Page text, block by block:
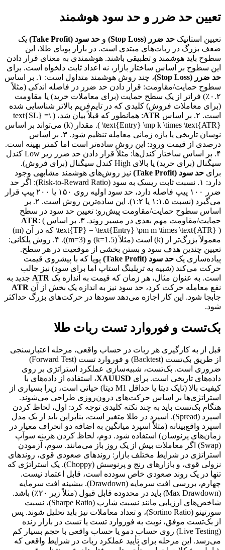
تعیین حد ضرر و حد سود هوشمند
تعیین استاتیک حد ضرر (Stop Loss) و حد سود (Take Profit)
یک
ضعف بزرگ در ربات‌های مبتدی است. در بازار پویای طلا، این
سطوح باید هوشمند و تطبیقی باشند. هوشمندی به معنای قرار دادن
این سطوح بر اساس ساختار بازار، نه اعداد ثابت دلخواه است. برای
حد ضرر (Stop Loss)
، چند روش هوشمند متداول است: ۱. بر اساس
سطوح حمایت/مقاومت: قرار دادن حد ضرر در فاصله اندکی (مثلاً
۰.۲٪) فراتر از یک سطح حمایت (برای معاملات خرید) یا مقاومت
(برای معاملات فروش) کلیدی که در تایم‌فریم بالاتر شناسایی شده
است. ۲. بر اساس
ATR
: همانطور که قبلاً بیان شد، ( \text{SL} =
\text{Entry} \mp k \times \text{ATR} ). مقدار (k) می‌تواند بر اساس
نوسان تاریخی یا بازه زمانی معامله تنظیم شود. ۳. بر اساس
درصدی از قیمت ورود: این روش ساده‌تر است اما کمتر بهینه است.
۴. بر اساس ساختار کندل‌ها: مثلاً قرار دادن حد ضرر زیر Low کندل
سیگنال (برای خرید) یا بالای High کندل سیگنال (برای فروش).
برای حد سود (Take Profit)
نیز روش‌های هوشمند مشابهی وجود
دارد: ۱. نسبت ثابت ریسک به سود (Risk-to-Reward Ratio): اگر حد
ضرر ۱۰۰ پیپ فاصله دارد، حد سود اولیه روی ۱۵۰ یا ۲۰۰ پیپ قرار
می‌گیرد (نسبت ۱:۱.۵ یا ۱:۲). این ساده‌ترین روش است. ۲. بر
اساس سطوح حمایت/مقاومت پیش‌رو: تعیین حد سود در سطح
حمایت/مقاومت مهم بعدی در مسیر روند. ۳. بر اساس
ATR: (
\text{TP} = \text{Entry} \pm m \times \text{ATR} ) که در آن (m)
معمولاً بزرگ‌تر از (k) است (مثلاً (k=1.5) و (m=3)). ۴. روش پلکانی:
تعیین چندین هدف سود و بستن بخشی از موقعیت در هر سطح.
پیاده‌سازی یک حد سود (Take Profit)
پویا که با پیشروی قیمت
حرکت می‌کند (شبیه به تریلینگ استاپ اما برای سود) نیز جالب
است. به عنوان مثال، هر زمان که قیمت به اندازه یک ATR جدید به
نفع معامله حرکت کرد، حد سود نیز به اندازه یک بخش از آن ATR
جابجا شود. این کار اجازه می‌دهد سودها در حرکت‌های بزرگ حداکثر
شود.
بک‌تست و فوروارد تست ربات طلا
قبل از به کارگیری هر ربات در حساب واقعی، مرحله اعتبارسنجی
از طریق بک‌تست (Backtest) و فوروارد تست (Forward Test)
ضروری است. بک‌تست، شبیه‌سازی عملکرد استراتژی بر روی
داده‌های تاریخی است. برای XAUUSD، استفاده از داده‌های با
کیفیت بالا (تایک دیتا یا حداقل M1 دیتا) حیاتی است، زیرا بسیاری از
استراتژی‌ها بر اساس حرکت‌های درون‌روزی طراحی می‌شوند.
هنگام بک‌تست باید به چند نکته کلیدی توجه کرد: اول، لحاظ کردن
اسپرد (Spread). اسپرد در طلا متغیر است، بنابراین باید از یک مدل
اسپرد واقع‌بینانه (مثلاً اسپرد میانگین به اضافه دو انحراف معیار در
زمان‌های پرنوسان) استفاده شود. دوم، لحاظ کردن هزینه سوآپ
(Swap) اگر معاملات بیش از یک روز باز می‌مانند. سوم، آزمودن
استراتژی در شرایط مختلف بازار: روندهای صعودی قوی، روندهای
نزولی قوی، و بازارهای رنج و پرنوسش (Choppy). یک استراتژی که
تنها در یک روند صعودی خاص سودده است، قابل اعتماد نیست.
چهارم، بررسی افت سرمایه (Drawdown). بیشینه افت سرمایه
(Max Drawdown) باید در محدوده قابل قبول (مثلاً زیر ۲۰٪) باشد.
شاخص‌های ارزیابی مانند نسبت شارپ (Sharpe Ratio)، نسبت
سورتینو (Sortino Ratio)، و تعداد معاملات نیز باید تحلیل شوند. پس
از بک‌تست موفق، نوبت به فوروارد تست یا تست در بازار زنده
(Live Testing) روی حساب دمو یا حساب واقعی با حجم بسیار کم
می‌رسد. این مرحله برای تأیید عملکرد ربات در شرایط واقعی که